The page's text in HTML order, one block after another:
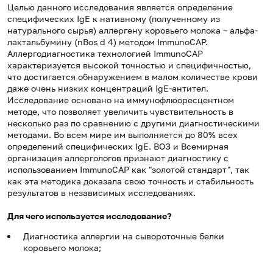
Целью данного исследования является определение
специфических IgE к нативному (полученному из
натурального сырья) аллергену коровьего молока – альфа-
лактальбумину (nBos d 4) методом ImmunoCAP.
Аллергодиагностика технологией ImmunoCAP
характеризуется высокой точностью и специфичностью,
что достигается обнаружением в малом количестве крови
даже очень низких концентраций IgE-антител.
Исследование основано на иммунофлюоресцентном
методе, что позволяет увеличить чувствительность в
несколько раз по сравнению с другими диагностическими
методами. Во всем мире им выполняется до 80% всех
определений специфических IgE. ВОЗ и Всемирная
организация аллергологов признают диагностику с
использованием ImmunoCAP как "золотой стандарт", так
как эта методика доказала свою точность и стабильность
результатов в независимых исследованиях.
Для чего используется исследование?
Диагностика аллергии на сывороточные белки
коровьего молока;